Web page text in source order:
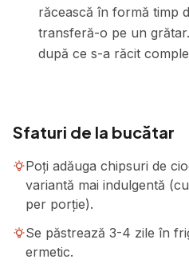
răcească în formă timp
transferă-o pe un
după ce s-a răcit
Sfaturi de la bucătar
Poți adăuga chipsuri de
variantă mai indulgentă
per porție).
Se păstrează 3-4 zile în
ermetic.